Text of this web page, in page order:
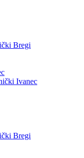
Bregi
Ivanec
Bregi